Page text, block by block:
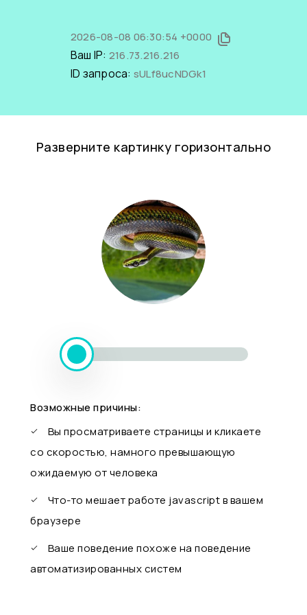
2026-08-08 06:30:54 +0000
Ваш IP: 216.73.216.216
ID запроса: sULf8ucNDGk1
Разверните картинку горизонтально
Возможные причины:
Вы просматриваете страницы и кликаете
со скоростью, намного превышающую
ожидаемую от человека
Что-то мешает работе javascript в вашем
браузере
Ваше поведение похоже на поведение
автоматизированных систем